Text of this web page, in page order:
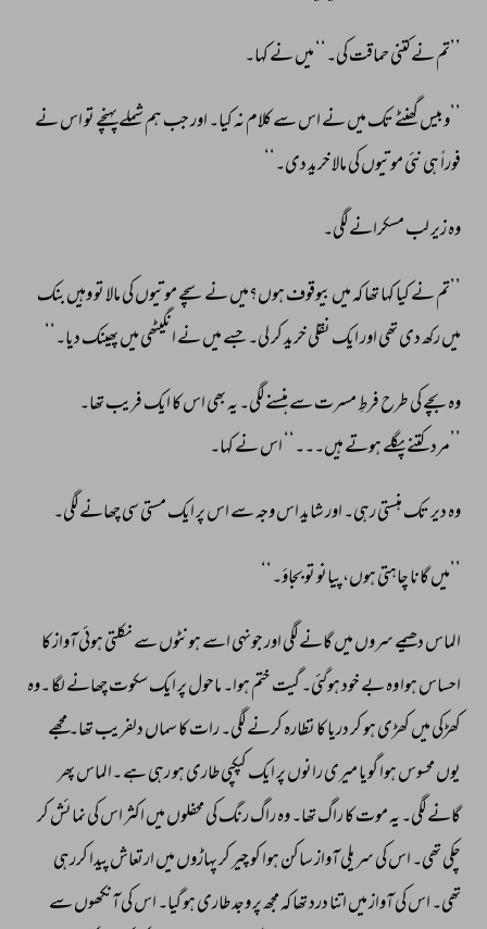
’’تم نے کتنی حماقت کی۔‘‘ میں نے کہا۔
’’وبیس گھنٹے تک میں نے اس سے کلام نہ کیا۔ اور جب ہم شملے پہنچے تو اس نے
فوراً ہی نئی موتیوں کی مالا خرید دی۔‘‘
وہ زیر لب مسکرانے لگی۔
’’تم نے کیا کہا تھا کہ میں بیوقوف ہوں؟میں نے سچے موتیوں کی مالا تو وہیں بنک
میں رکھ دی تھی اور ایک نقلی خرید کر لی۔ جسے میں نے انگیٹھی میں پھینک دیا۔‘‘
وہ بچے کی طرح فرطِ مسرت سے ہنسنے لگی۔ یہ بھی اس کا ایک فریب تھا۔
’’مرد کتنے پگلے ہوتے ہیں۔۔۔‘‘ اس نے کہا۔
وہ دیر تک ہنستی رہی۔ اور شاید اس وجہ سے اس پر ایک مستی سی چھانے لگی۔
’’میں گانا چاہتی ہوں، پیانو تو بجاؤ۔‘‘
الماس دھیمے سروں میں گانے لگی اور جونہی اسے ہونٹوں سے نکلتی ہوئی آواز کا
احساس ہوا وہ بے خود ہوگئی۔ گیت ختم ہوا۔ ماحول پر ایک سکوت چھانے لگا ۔وہ
کھڑکی میں کھڑی ہو کر دریا کا نظارہ کرنے لگی۔ رات کا سماں دلفریب تھا۔ مجھے
یوں محسوس ہوا گویا میری رانوں پر ایک کپکپی طاری ہو رہی ہے ۔الماس پھر
گانے لگی۔ یہ موت کا راگ تھا۔ وہ راگ رنگ کی محفلوں میں اکثر اس کی نمائش کر
چکی تھی۔ اس کی سریلی آواز ساکن ہوا کو چیر کر پہاڑوں میں ارتعاش پیدا کررہی
تھی۔ اس کی آواز میں اتنا درد تھا کہ مجھ پر وجد طاری ہو گیا۔ اس کی آنکھوں سے